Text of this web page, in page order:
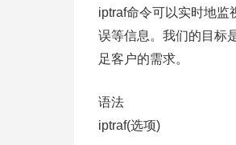
iptraf命令可以实时地监
误等信息。我们的目标
足客户的需求。
语法
iptraf(选项)